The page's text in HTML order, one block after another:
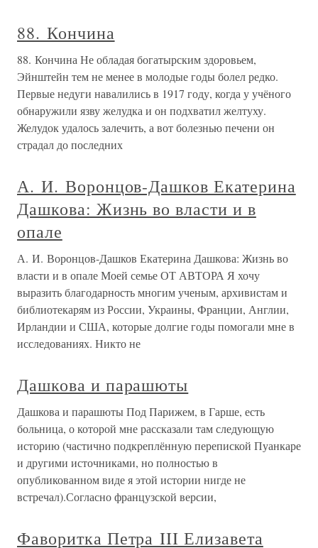
88. Кончина
88. Кончина Не обладая богатырским здоровьем,
Эйнштейн тем не менее в молодые годы болел редко.
Первые недуги навалились в 1917 году, когда у учёного
обнаружили язву желудка и он подхватил желтуху.
Желудок удалось залечить, а вот болезнью печени он
страдал до последних
А. И. Воронцов-Дашков Екатерина
Дашкова: Жизнь во власти и в
опале
А. И. Воронцов-Дашков Екатерина Дашкова: Жизнь во
власти и в опале Моей семье ОТ АВТОРА Я хочу
выразить благодарность многим ученым, архивистам и
библиотекарям из России, Украины, Франции, Англии,
Ирландии и США, которые долгие годы помогали мне в
исследованиях. Никто не
Дашкова и парашюты
Дашкова и парашюты Под Парижем, в Гарше, есть
больница, о которой мне рассказали там следующую
историю (частично подкреплённую перепиской Пуанкаре
и другими источниками, но полностью в
опубликованном виде я этой истории нигде не
встречал).Согласно французской версии,
Фаворитка Петра III Елизавета